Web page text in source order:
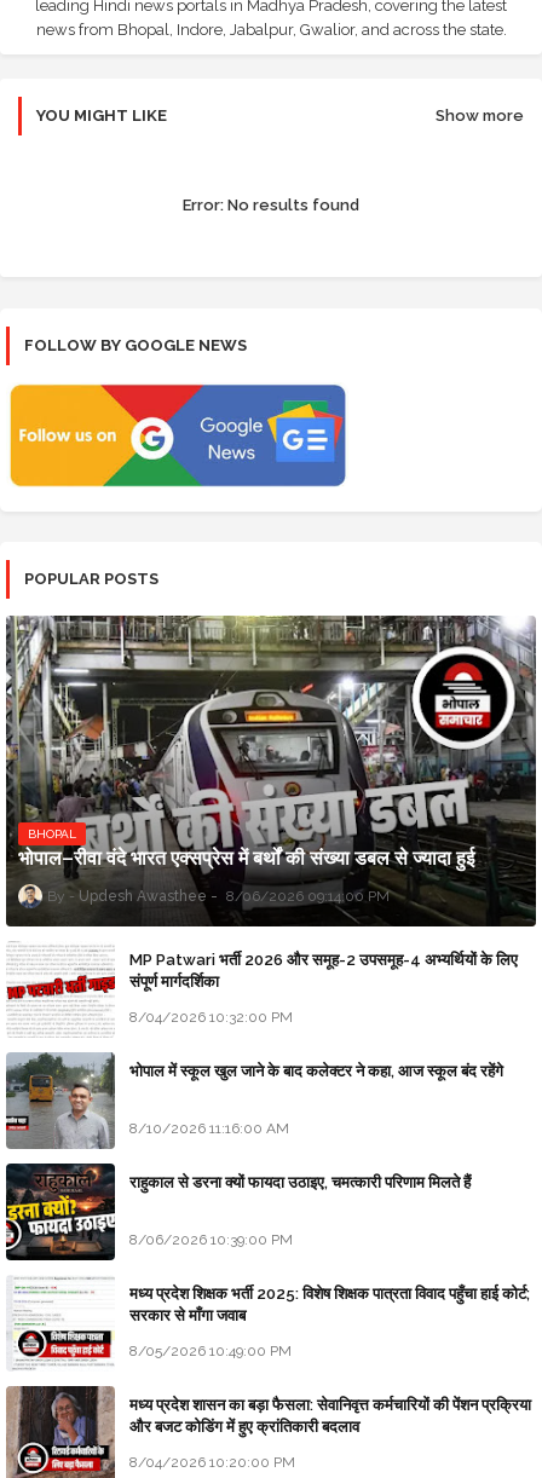
leading Hindi news portals in Madhya Pradesh, covering the latest
news from Bhopal, Indore, Jabalpur, Gwalior, and across the state.
YOU MIGHT LIKE Show more
Error: No results found
FOLLOW BY GOOGLE NEWS
POPULAR POSTS
BHOPAL
भोपाल–रीवा वंदे भारत एक्सप्रेस में बर्थों की संख्या डबल से ज्यादा हुई
Updesh Awasthee 8/06/2026 09:14:00 PM
MP Patwari भर्ती 2026 और समूह-2 उपसमूह-4 अभ्यर्थियों के लिए
संपूर्ण मार्गदर्शिका
8/04/2026 10:32:00 PM
भोपाल में स्कूल खुल जाने के बाद कलेक्टर ने कहा, आज स्कूल बंद रहेंगे
8/10/2026 11:16:00 AM
राहुकाल से डरना क्यों फायदा उठाइए, चमत्कारी परिणाम मिलते हैं
8/06/2026 10:39:00 PM
मध्य प्रदेश शिक्षक भर्ती 2025: विशेष शिक्षक पात्रता विवाद पहुँचा हाई कोर्ट;
सरकार से माँगा जवाब
8/05/2026 10:49:00 PM
मध्य प्रदेश शासन का बड़ा फैसला: सेवानिवृत्त कर्मचारियों की पेंशन प्रक्रिया
और बजट कोडिंग में हुए क्रांतिकारी बदलाव
8/04/2026 10:20:00 PM